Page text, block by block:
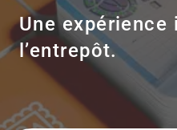
Une expérience
l’entrepôt.